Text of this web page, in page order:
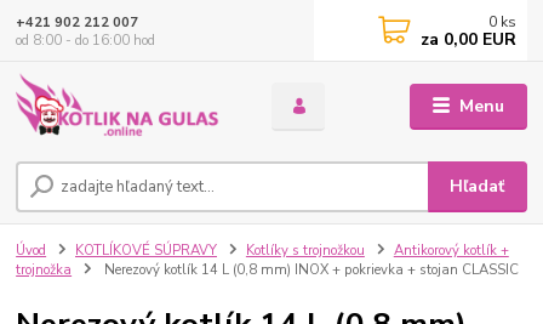
Menu
Hľadať
+421 902 212 007
od 8:00 - do 16:00 hod
0 ks
za 0,00 EUR
Úvod KOTLÍKOVÉ SÚPRAVY Kotlíky s trojnožkou
Antikorový kotlík +
trojnožka
Nerezový kotlík 14 L (0,8 mm) INOX + pokrievka + stojan CLASSIC